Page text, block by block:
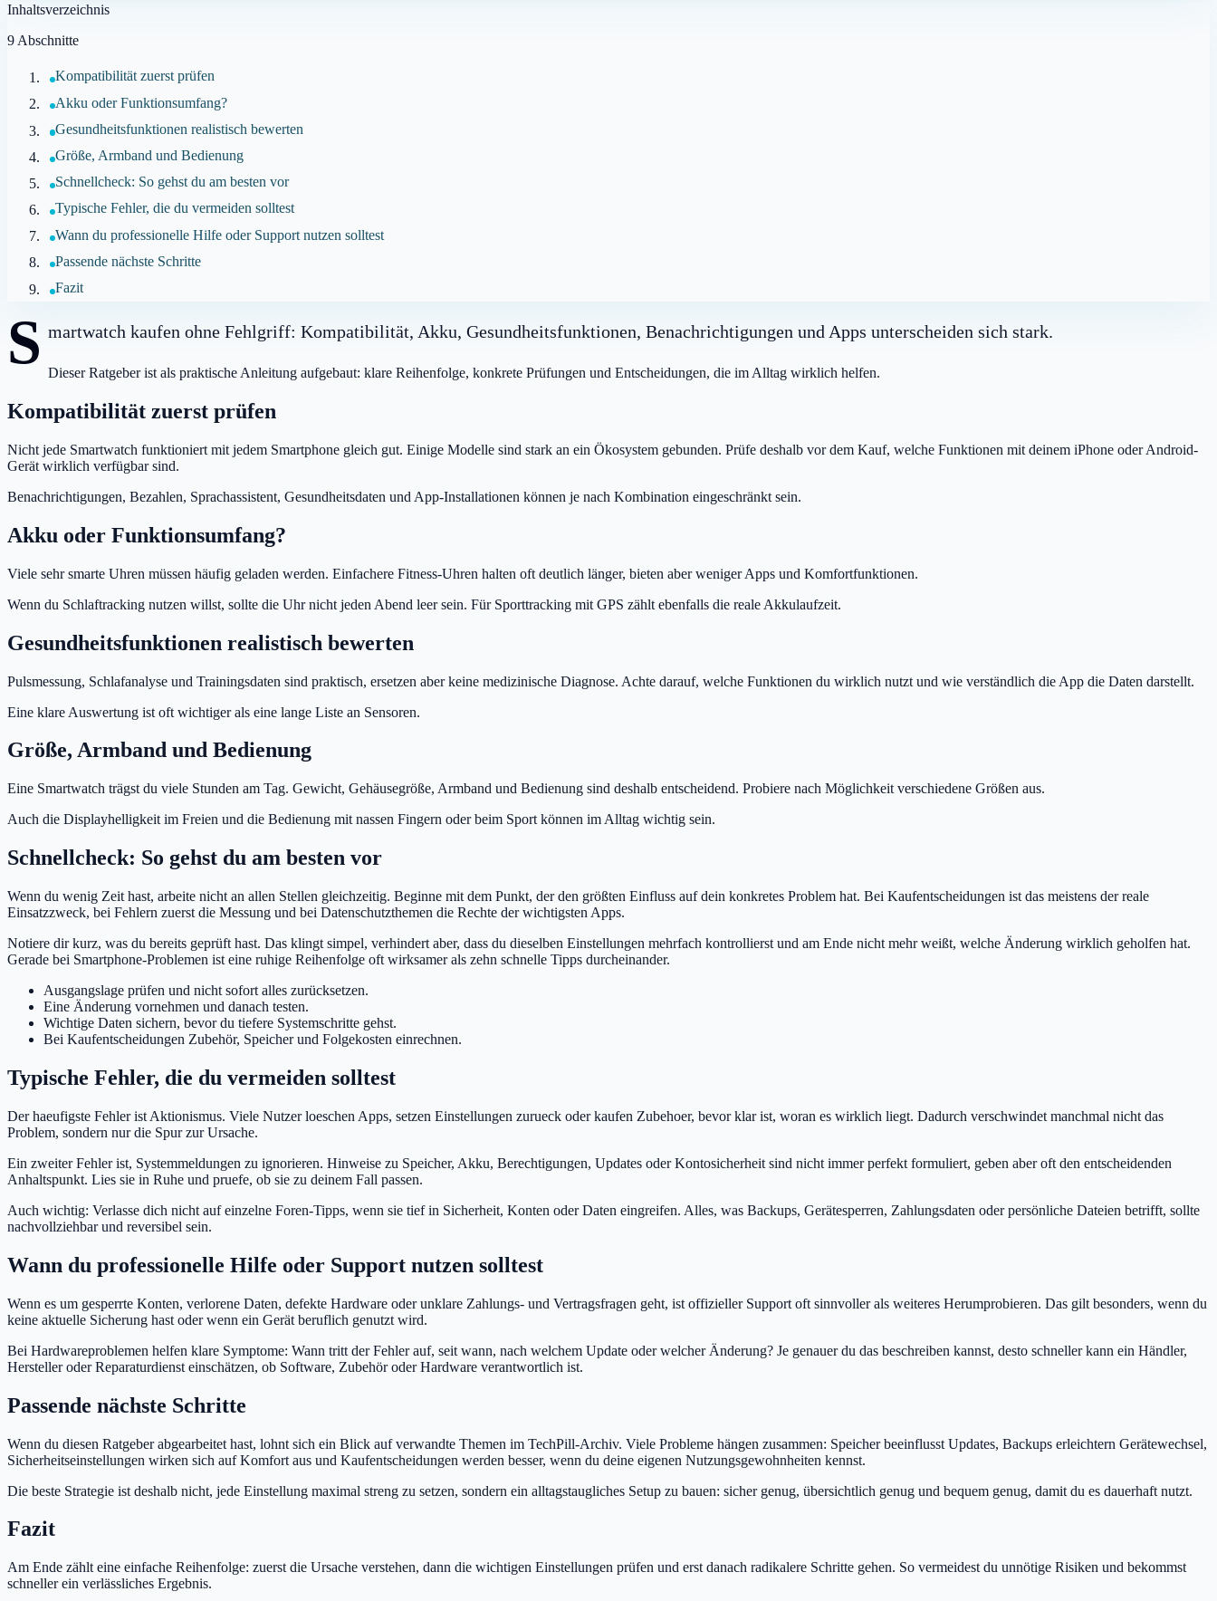
Inhaltsverzeichnis
9 Abschnitte
Kompatibilität zuerst prüfen
Akku oder Funktionsumfang?
Gesundheitsfunktionen realistisch bewerten
Größe, Armband und Bedienung
Schnellcheck: So gehst du am besten vor
Typische Fehler, die du vermeiden solltest
Wann du professionelle Hilfe oder Support nutzen solltest
Passende nächste Schritte
Fazit
S martwatch kaufen ohne Fehlgriff: Kompatibilität, Akku, Gesundheitsfunktionen, Benachrichtigungen und Apps unterscheiden sich stark.
Dieser Ratgeber ist als praktische Anleitung aufgebaut: klare Reihenfolge, konkrete Prüfungen und Entscheidungen, die im Alltag wirklich helfen.
Kompatibilität zuerst prüfen
Nicht jede Smartwatch funktioniert mit jedem Smartphone gleich gut. Einige Modelle sind stark an ein Ökosystem gebunden. Prüfe deshalb vor dem Kauf, welche Funktionen mit deinem iPhone oder Android-
Gerät wirklich verfügbar sind.
Benachrichtigungen, Bezahlen, Sprachassistent, Gesundheitsdaten und App-Installationen können je nach Kombination eingeschränkt sein.
Akku oder Funktionsumfang?
Viele sehr smarte Uhren müssen häufig geladen werden. Einfachere Fitness-Uhren halten oft deutlich länger, bieten aber weniger Apps und Komfortfunktionen.
Wenn du Schlaftracking nutzen willst, sollte die Uhr nicht jeden Abend leer sein. Für Sporttracking mit GPS zählt ebenfalls die reale Akkulaufzeit.
Gesundheitsfunktionen realistisch bewerten
Pulsmessung, Schlafanalyse und Trainingsdaten sind praktisch, ersetzen aber keine medizinische Diagnose. Achte darauf, welche Funktionen du wirklich nutzt und wie verständlich die App die Daten darstellt.
Eine klare Auswertung ist oft wichtiger als eine lange Liste an Sensoren.
Größe, Armband und Bedienung
Eine Smartwatch trägst du viele Stunden am Tag. Gewicht, Gehäusegröße, Armband und Bedienung sind deshalb entscheidend. Probiere nach Möglichkeit verschiedene Größen aus.
Auch die Displayhelligkeit im Freien und die Bedienung mit nassen Fingern oder beim Sport können im Alltag wichtig sein.
Schnellcheck: So gehst du am besten vor
Wenn du wenig Zeit hast, arbeite nicht an allen Stellen gleichzeitig. Beginne mit dem Punkt, der den größten Einfluss auf dein konkretes Problem hat. Bei Kaufentscheidungen ist das meistens der reale
Einsatzzweck, bei Fehlern zuerst die Messung und bei Datenschutzthemen die Rechte der wichtigsten Apps.
Notiere dir kurz, was du bereits geprüft hast. Das klingt simpel, verhindert aber, dass du dieselben Einstellungen mehrfach kontrollierst und am Ende nicht mehr weißt, welche Änderung wirklich geholfen hat.
Gerade bei Smartphone-Problemen ist eine ruhige Reihenfolge oft wirksamer als zehn schnelle Tipps durcheinander.
Ausgangslage prüfen und nicht sofort alles zurücksetzen.
Eine Änderung vornehmen und danach testen.
Wichtige Daten sichern, bevor du tiefere Systemschritte gehst.
Bei Kaufentscheidungen Zubehör, Speicher und Folgekosten einrechnen.
Typische Fehler, die du vermeiden solltest
Der haeufigste Fehler ist Aktionismus. Viele Nutzer loeschen Apps, setzen Einstellungen zurueck oder kaufen Zubehoer, bevor klar ist, woran es wirklich liegt. Dadurch verschwindet manchmal nicht das
Problem, sondern nur die Spur zur Ursache.
Ein zweiter Fehler ist, Systemmeldungen zu ignorieren. Hinweise zu Speicher, Akku, Berechtigungen, Updates oder Kontosicherheit sind nicht immer perfekt formuliert, geben aber oft den entscheidenden
Anhaltspunkt. Lies sie in Ruhe und pruefe, ob sie zu deinem Fall passen.
Auch wichtig: Verlasse dich nicht auf einzelne Foren-Tipps, wenn sie tief in Sicherheit, Konten oder Daten eingreifen. Alles, was Backups, Gerätesperren, Zahlungsdaten oder persönliche Dateien betrifft, sollte
nachvollziehbar und reversibel sein.
Wann du professionelle Hilfe oder Support nutzen solltest
Wenn es um gesperrte Konten, verlorene Daten, defekte Hardware oder unklare Zahlungs- und Vertragsfragen geht, ist offizieller Support oft sinnvoller als weiteres Herumprobieren. Das gilt besonders, wenn du
keine aktuelle Sicherung hast oder wenn ein Gerät beruflich genutzt wird.
Bei Hardwareproblemen helfen klare Symptome: Wann tritt der Fehler auf, seit wann, nach welchem Update oder welcher Änderung? Je genauer du das beschreiben kannst, desto schneller kann ein Händler,
Hersteller oder Reparaturdienst einschätzen, ob Software, Zubehör oder Hardware verantwortlich ist.
Passende nächste Schritte
Wenn du diesen Ratgeber abgearbeitet hast, lohnt sich ein Blick auf verwandte Themen im TechPill-Archiv. Viele Probleme hängen zusammen: Speicher beeinflusst Updates, Backups erleichtern Gerätewechsel,
Sicherheitseinstellungen wirken sich auf Komfort aus und Kaufentscheidungen werden besser, wenn du deine eigenen Nutzungsgewohnheiten kennst.
Die beste Strategie ist deshalb nicht, jede Einstellung maximal streng zu setzen, sondern ein alltagstaugliches Setup zu bauen: sicher genug, übersichtlich genug und bequem genug, damit du es dauerhaft nutzt.
Fazit
Am Ende zählt eine einfache Reihenfolge: zuerst die Ursache verstehen, dann die wichtigen Einstellungen prüfen und erst danach radikalere Schritte gehen. So vermeidest du unnötige Risiken und bekommst
schneller ein verlässliches Ergebnis.